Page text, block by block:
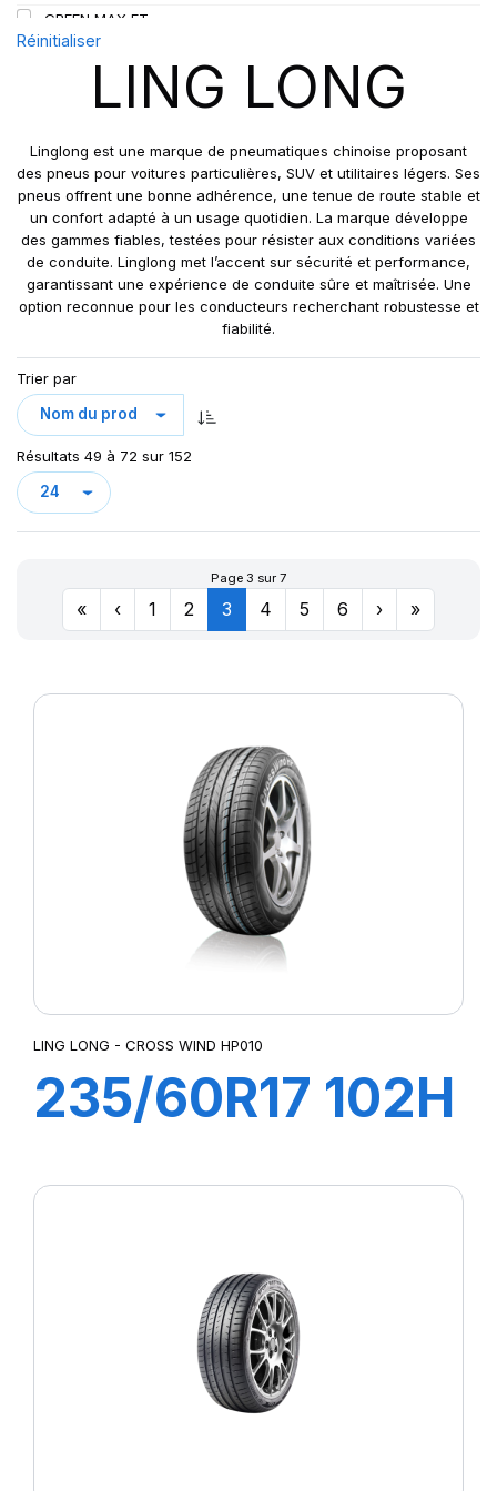
112
112/110
115
115/113
121/120
122/118
131
158/150
177
201
GREEN MAX ET
GREEN MAX HP 010
GREEN MAX HP010
GREEN MAX VAN
GRIP MASTER
KCA651
LB01
LB01N**
LL25
LL 102
LL102
LLA08
LLF26
LLR666
LM11N
LMC4
LXC MASTER
Réinitialiser
LING LONG
Linglong est une marque de pneumatiques chinoise proposant
des pneus pour voitures particulières, SUV et utilitaires légers. Ses
pneus offrent une bonne adhérence, une tenue de route stable et
un confort adapté à un usage quotidien. La marque développe
des gammes fiables, testées pour résister aux conditions variées
de conduite. Linglong met l’accent sur sécurité et performance,
garantissant une expérience de conduite sûre et maîtrisée. Une
option reconnue pour les conducteurs recherchant robustesse et
fiabilité.
Trier par
Résultats 49 à 72 sur 152
Page 3 sur 7
« ‹ 1 2 3 4 5 6 › »
LING LONG - CROSS WIND HP010
235/60R17 102H